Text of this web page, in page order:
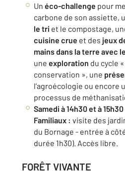
Un éco-challenge pour
carbone de son assiette,
le tri et le compostage,
cuisine crue et des jeux
mains dans la terre avec
une exploration du cycle
conservation », une
l’agroécologie ou encore
processus de
Samedi à 14h30 et à
Familiaux : visite des
du Bornage - entrée à
durée 1h30). Accès libre.
FORÊT VIVANTE